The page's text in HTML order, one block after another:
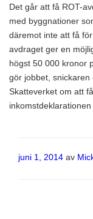
Det går att få ROT-
med byggnationer
däremot inte att få
avdraget ger en
högst 50 000 kronor
gör jobbet,
Skatteverket om att
Publicerat
juni 1, 2014 av